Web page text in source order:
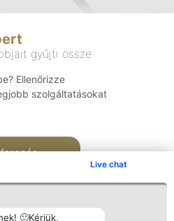
Live chat
🙂Kérjük,
gyűjti össze
Ellenőrizze
szolgáltatásokat